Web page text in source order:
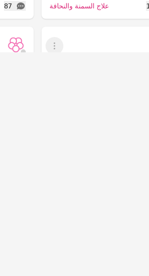
علاج السمنة والنحافة 87
التعليقات
عرض القائمة